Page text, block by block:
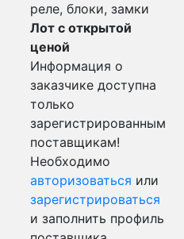
реле, блоки, замки
Лот с открытой
ценой
Информация о
заказчике доступна
только
зарегистрированным
поставщикам!
Необходимо
авторизоваться или
зарегистрироваться
и заполнить профиль